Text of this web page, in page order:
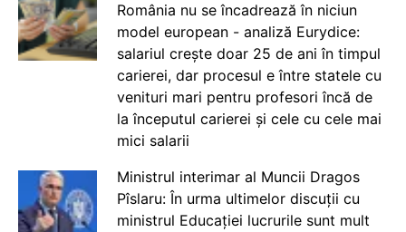
România nu se încadrează în niciun
model european - analiză Eurydice:
salariul crește doar 25 de ani în timpul
carierei, dar procesul e între statele cu
venituri mari pentru profesori încă de
la începutul carierei și cele cu cele mai
mici salarii
Ministrul interimar al Muncii Dragos
Pîslaru: În urma ultimelor discuții cu
ministrul Educației lucrurile sunt mult